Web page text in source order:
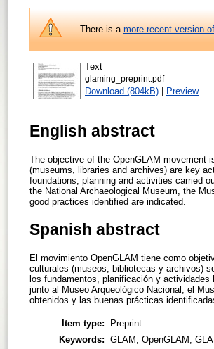
There is amore recent version
Text
glaming_preprint.pdf
Download (804kB) Preview
English abstract
The objective of the OpenGLAM movement
(museums, libraries and archives) are key
foundations, planning and activities carried
the National Archaeological Museum, the
good practices identified are indicated.
Spanish abstract
El movimiento OpenGLAM tiene como
culturales (museos, bibliotecas y archivos)
los fundamentos, planificación y
junto al Museo Arqueológico Nacional, el
obtenidos y las buenas prácticas
Item type:
Preprint
Keywords: GLAM, OpenGLAM,